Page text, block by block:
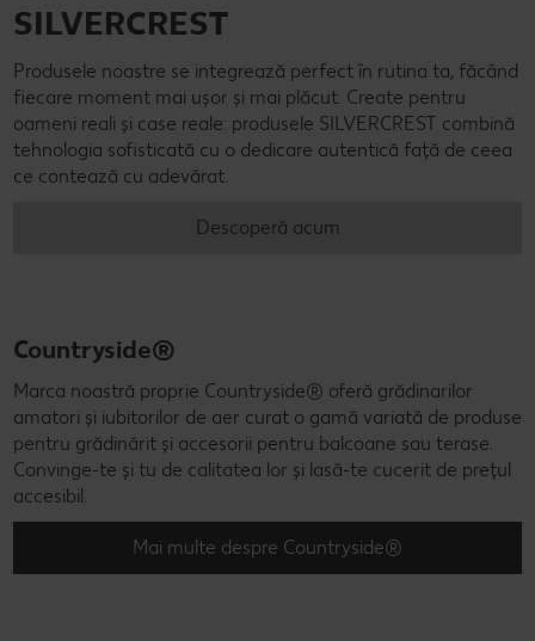
SILVERCREST
Produsele noastre se integrează perfect în rutina ta, făcând
fiecare moment mai ușor și mai plăcut. Create pentru
oameni reali și case reale: produsele SILVERCREST combină
tehnologia sofisticată cu o dedicare autentică față de ceea
ce contează cu adevărat.
Descoperă acum
Countryside®
Marca noastră proprie Countryside® oferă grădinarilor
amatori și iubitorilor de aer curat o gamă variată de produse
pentru grădinărit și accesorii pentru balcoane sau terase.
Convinge-te și tu de calitatea lor și lasă-te cucerit de prețul
accesibil.
Mai multe despre Countryside®